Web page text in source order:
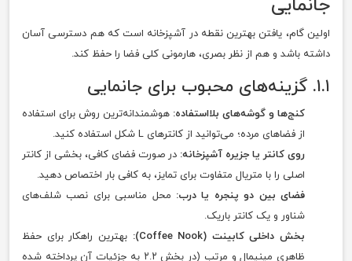
جانمایی
اولین گام، یافتن بهترین نقطه در آشپزخانه است که هم دسترسی آسان
داشته باشد و هم از نظر بصری، هارمونی کلی فضا را حفظ کند.
۱.۱. گزینه‌های محبوب برای جانمایی
کنج‌ها و گوشه‌های بلااستفاده: هوشمندانه‌ترین روش برای استفاده
از فضاهای مرده؛ می‌توانید از کانترهای L شکل استفاده کنید.
روی کانتر یا جزیره آشپزخانه: در صورت فضای کافی، بخشی از کانتر
اصلی را با متریال متفاوت برای تمایز، به کافی بار اختصاص دهید.
فضای بین دو پنجره یا درب: محل مناسبی برای نصب شلف‌های
شناور و یک کانتر باریک.
بخش داخلی کابینت (Coffee Nook):
بهترین راهکار برای حفظ
ظاهری مینیمال و مرتب (در بخش ۲.۲ به جزئیات آن پرداخته شده